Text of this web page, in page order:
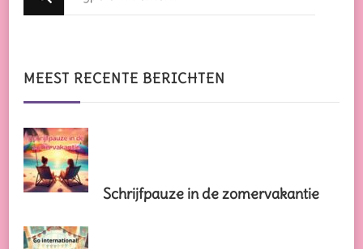
zoek
iets?
MEEST RECENTE BERICHTEN
Schrijfpauze in de zomervakantie